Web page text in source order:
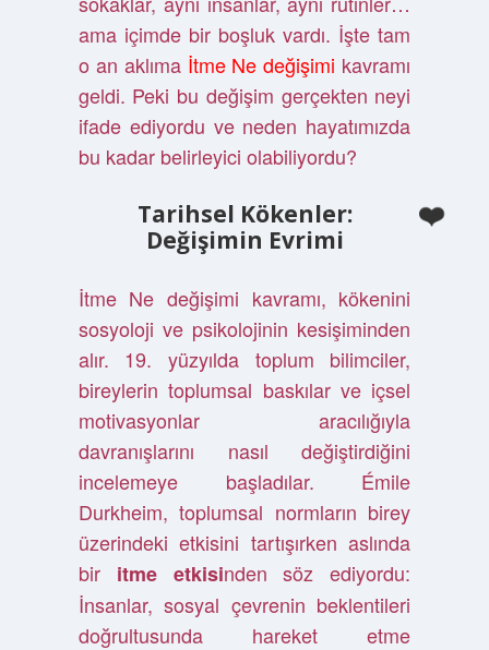
ama içimde bir boşluk vardı. İşte tam
o an aklıma İtme Ne değişimi kavramı
geldi. Peki bu değişim gerçekten neyi
ifade ediyordu ve neden hayatımızda
bu kadar belirleyici olabiliyordu?
Tarihsel Kökenler:
Değişimin Evrimi
İtme Ne değişimi kavramı, kökenini
sosyoloji ve psikolojinin kesişiminden
alır. 19. yüzyılda toplum bilimciler,
bireylerin toplumsal baskılar ve içsel
motivasyonlar aracılığıyla
davranışlarını nasıl değiştirdiğini
incelemeye başladılar. Émile
Durkheim, toplumsal normların birey
üzerindeki etkisini tartışırken aslında
bir itme etkisinden söz ediyordu:
İnsanlar, sosyal çevrenin beklentileri
doğrultusunda hareket etme